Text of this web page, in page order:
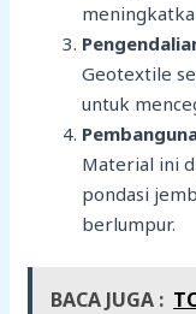
Geotextile
untuk
Material ini
pondasi
berlumpur.
BACA JUGA :